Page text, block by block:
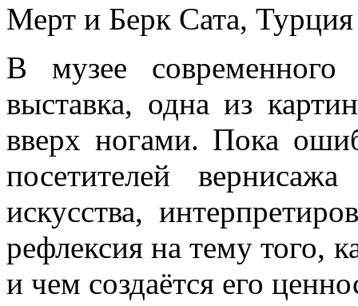
Мерт и Берк Сата,
В музее современного
выставка, одна из
вверх ногами. Пока
посетителей
искусства,
рефлексия на тему того,
и чем создаётся его